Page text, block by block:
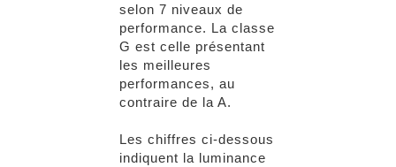
selon 7 niveaux de
performance. La classe
G est celle présentant
les meilleures
performances, au
contraire de la A.
Les chiffres ci-dessous
indiquent la luminance